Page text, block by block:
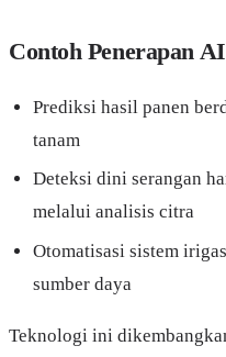
Contoh Penerapan
Prediksi hasil panen
tanam
Deteksi dini serangan
melalui analisis citra
Otomatisasi sistem
sumber daya
Teknologi ini